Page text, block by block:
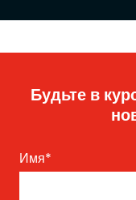
Будьте в
Имя*